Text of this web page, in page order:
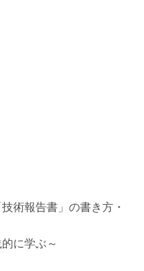
術報告書」の書き方・
に学ぶ～